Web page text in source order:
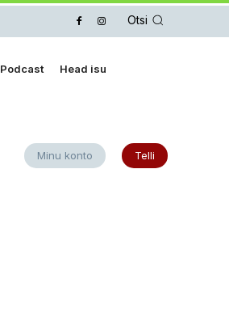
Otsi
Podcast Head isu
Minu konto Telli